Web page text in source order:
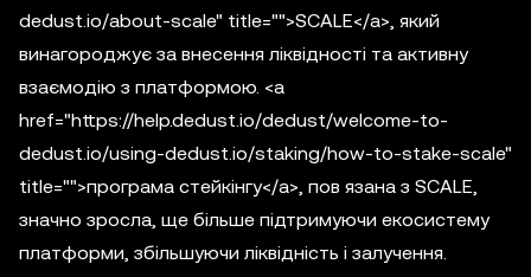
dedust.io/about-scale" title="">SCALE</a>, який
винагороджує за внесення ліквідності та активну
взаємодію з платформою. <a
href="https://help.dedust.io/dedust/welcome-to-
dedust.io/using-dedust.io/staking/how-to-stake-scale"
title="">програма стейкінгу</a>, пов язана з SCALE,
значно зросла, ще більше підтримуючи екосистему
платформи, збільшуючи ліквідність і залучення.